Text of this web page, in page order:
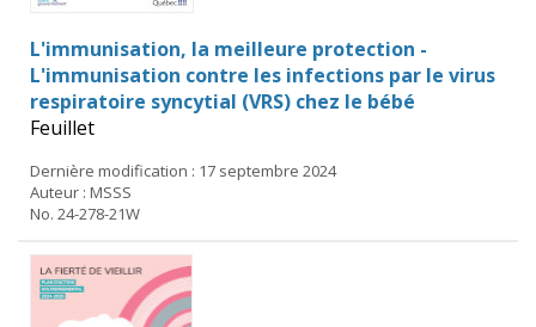
L'immunisation, la meilleure protection -
L'immunisation contre les infections par le virus
respiratoire syncytial (VRS) chez le bébé
Feuillet
Dernière modification : 17 septembre 2024
Auteur : MSSS
No. 24-278-21W